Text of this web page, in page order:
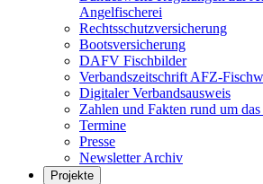
Angelfischerei
Rechtsschutzversicherung
Bootsversicherung
DAFV Fischbilder
Verbandszeitschrift AFZ-
Digitaler Verbandsausweis
Zahlen und Fakten rund um
Termine
Presse
Newsletter Archiv
Projekte